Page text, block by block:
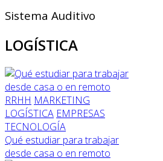
Sistema Auditivo
LOGÍSTICA
RRHH MARKETING
LOGÍSTICA EMPRESAS
TECNOLOGÍA
Qué estudiar para trabajar
desde casa o en remoto